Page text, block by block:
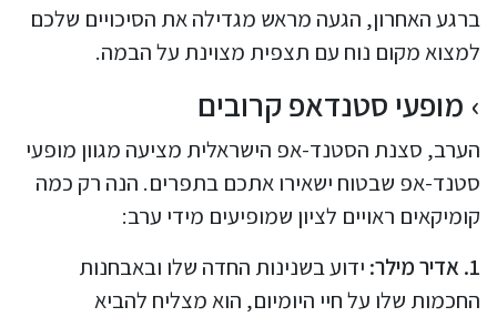
ברגע האחרון, הגעה מראש מגדילה את הסיכויים שלכם
למצוא מקום נוח עם תצפית מצוינת על הבמה.
מופעי סטנדאפ קרובים
הערב, סצנת הסטנד-אפ הישראלית מציעה מגוון מופעי
סטנד-אפ שבטוח ישאירו אתכם בתפרים. הנה רק כמה
קומיקאים ראויים לציון שמופיעים מידי ערב:
1. אדיר מילר:
ידוע בשנינות החדה שלו ובאבחנות
החכמות שלו על חיי היומיום, הוא מצליח להביא